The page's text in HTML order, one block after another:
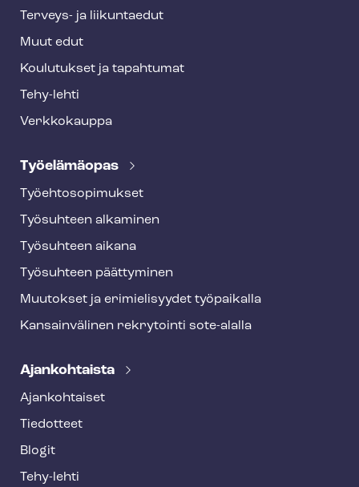
Terveys- ja liikuntaedut
Muut edut
Koulutukset ja tapahtumat
Tehy-lehti
Verkkokauppa
Työelämäopas
Työ­eh­to­so­pi­muk­set
Työsuhteen alkaminen
Työsuhteen aikana
Työsuhteen päättyminen
Muutokset ja erimielisyydet työpaikalla
Kansainvälinen rekrytointi sote-alalla
Ajankohtaista
Ajankohtaiset
Tiedotteet
Blogit
Tehy-lehti